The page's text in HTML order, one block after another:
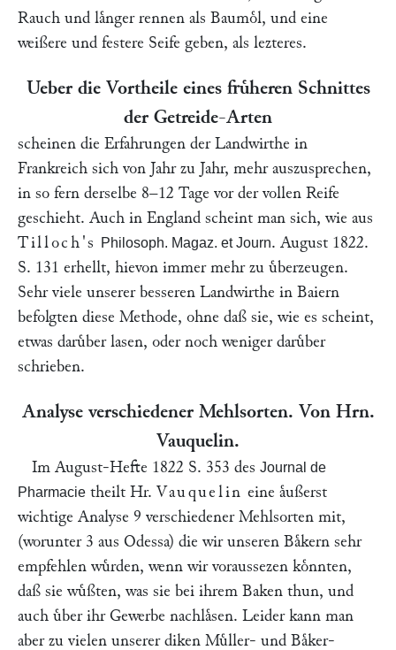
Rauch und laͤnger rennen als Baumoͤl, und eine
weißere und festere Seife geben, als lezteres.
Ueber die Vortheile eines fruͤheren Schnittes
der Getreide-Arten
scheinen die Erfahrungen der Landwirthe in
Frankreich sich von Jahr zu Jahr, mehr auszusprechen,
in so fern derselbe 8–12 Tage vor der vollen Reife
geschieht. Auch in England scheint man sich, wie aus
Tilloch's
Philosoph. Magaz. et Journ. August 1822.
S. 131 erhellt, hievon immer mehr zu uͤberzeugen.
Sehr viele unserer besseren Landwirthe in Baiern
befolgten diese Methode, ohne daß sie, wie es scheint,
etwas daruͤber lasen, oder noch weniger daruͤber
schrieben.
Analyse verschiedener Mehlsorten. Von Hrn.
Vauquelin.
Im August-Hefte 1822 S. 353 des Journal de
Pharmacie theilt Hr. Vauquelin eine aͤußerst
wichtige Analyse 9 verschiedener Mehlsorten mit,
(worunter 3 aus Odessa) die wir unseren Baͤkern sehr
empfehlen wuͤrden, wenn wir voraussezen koͤnnten,
daß sie wuͤßten, was sie bei ihrem Baken thun, und
auch uͤber ihr Gewerbe nachlaͤsen. Leider kann man
aber zu vielen unserer diken Muͤller- und Baͤker-